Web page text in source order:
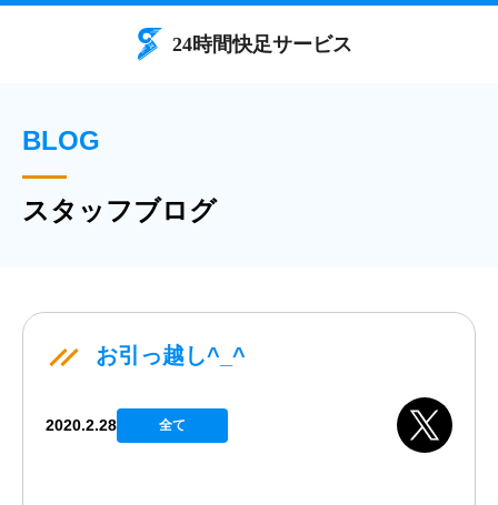
BLOG
スタッフブログ
お引っ越し^_^
2020.2.28 全て